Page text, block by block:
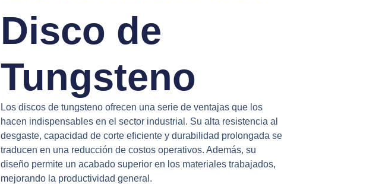
Disco de
Tungsteno
Los discos de tungsteno ofrecen una serie de ventajas que los
hacen indispensables en el sector industrial. Su alta resistencia al
desgaste, capacidad de corte eficiente y durabilidad prolongada se
traducen en una reducción de costos operativos. Además, su
diseño permite un acabado superior en los materiales trabajados,
mejorando la productividad general.